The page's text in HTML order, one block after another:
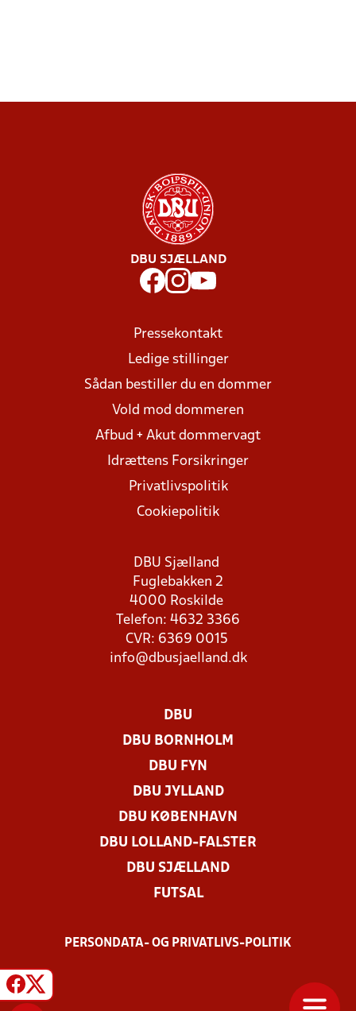
DBU SJÆLLAND
Pressekontakt
Ledige stillinger
Sådan bestiller du en dommer
Vold mod dommeren
Afbud + Akut dommervagt
Idrættens Forsikringer
Privatlivspolitik
Cookiepolitik
DBU Sjælland
Fuglebakken 2
4000 Roskilde
Telefon: 4632 3366
CVR: 6369 0015
info@dbusjaelland.dk
DBU
DBU BORNHOLM
DBU FYN
DBU JYLLAND
DBU KØBENHAVN
DBU LOLLAND-FALSTER
DBU SJÆLLAND
FUTSAL
PERSONDATA- OG PRIVATLIVS-POLITIK